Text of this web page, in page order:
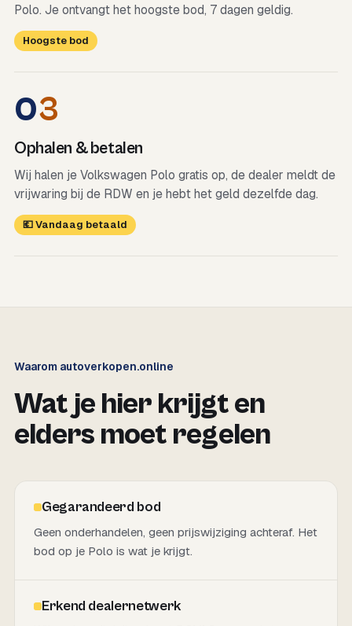
Polo. Je ontvangt het hoogste bod, 7 dagen geldig.
Hoogste bod
03
Ophalen & betalen
Wij halen je Volkswagen Polo gratis op, de dealer meldt de
vrijwaring bij de RDW en je hebt het geld dezelfde dag.
💶 Vandaag betaald
Waarom autoverkopen.online
Wat je hier krijgt en
elders moet regelen
Gegarandeerd bod
Geen onderhandelen, geen prijswijziging achteraf. Het
bod op je Polo is wat je krijgt.
Erkend dealernetwerk